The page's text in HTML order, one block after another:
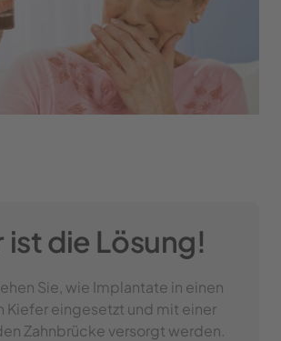
ist die Lösung!
Sie, wie Implantate in einen
Kiefer eingesetzt und mit einer
Zahnbrücke versorgt werden.